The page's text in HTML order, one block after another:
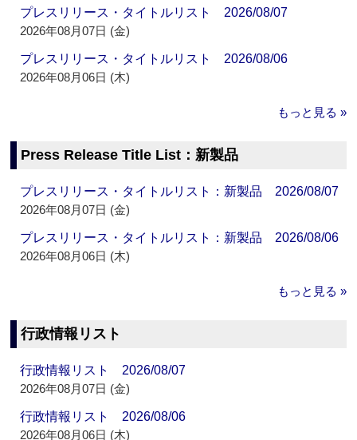
プレスリリース・タイトルリスト 2026/08/07
2026年08月07日 (金)
プレスリリース・タイトルリスト 2026/08/06
2026年08月06日 (木)
もっと見る »
Press Release Title List：新製品
プレスリリース・タイトルリスト：新製品 2026/08/07
2026年08月07日 (金)
プレスリリース・タイトルリスト：新製品 2026/08/06
2026年08月06日 (木)
もっと見る »
行政情報リスト
行政情報リスト 2026/08/07
2026年08月07日 (金)
行政情報リスト 2026/08/06
2026年08月06日 (木)